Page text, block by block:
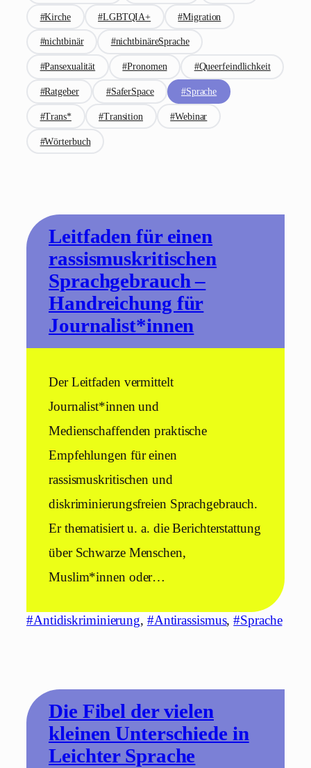
#Kirche #LGBTQIA+ #Migration
#nichtbinär #nichtbinäreSprache
#Pansexualität #Pronomen #Queerfeindlichkeit
#Ratgeber #SaferSpace #Sprache
#Trans* #Transition #Webinar
#Wörterbuch
Leitfaden für einen
rassismuskritischen
Sprachgebrauch –
Handreichung für
Journalist*innen
Der Leitfaden vermittelt
Journalist*innen und
Medienschaffenden praktische
Empfehlungen für einen
rassismuskritischen und
diskriminierungsfreien Sprachgebrauch.
Er thematisiert u. a. die Berichterstattung
über Schwarze Menschen,
Muslim*innen oder…
#Antidiskriminierung, #Antirassismus, #Sprache
Die Fibel der vielen
kleinen Unterschiede in
Leichter Sprache